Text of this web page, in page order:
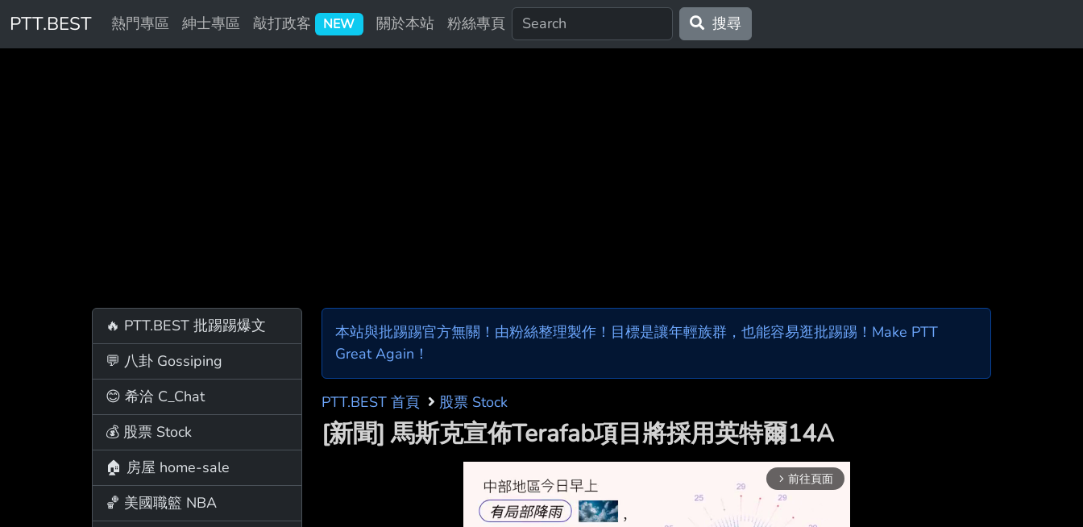
PTT.BEST 熱門專區 紳士專區 敲打政客 NEW 關於本站 粉絲專頁 搜尋
🔥 PTT.BEST 批踢踢爆文
💬 八卦 Gossiping
😊 希洽 C_Chat
💰 股票 Stock
🏠 房屋 home-sale
🏀 美國職籃 NBA
本站與批踢踢官方無關！由粉絲整理製作！目標是讓年輕族群，也能容易逛批踢踢！Make PTT
Great Again！
PTT.BEST 首頁 股票 Stock
[新聞] 馬斯克宣佈Terafab項目將採用英特爾14A
arrow_forward_ios 前往頁面